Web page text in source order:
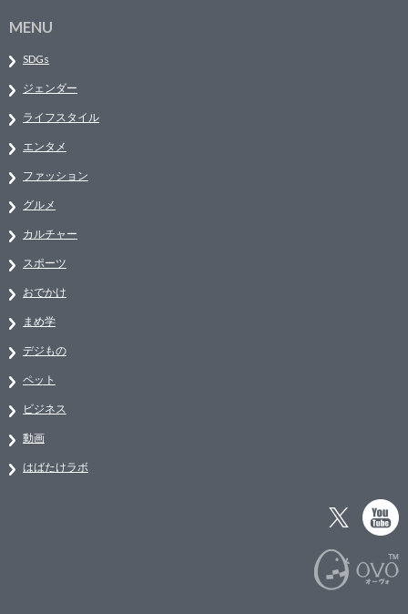
MENU
SDGs
ジェンダー
ライフスタイル
エンタメ
ファッション
グルメ
カルチャー
スポーツ
おでかけ
まめ学
デジもの
ペット
ビジネス
動画
はばたけラボ